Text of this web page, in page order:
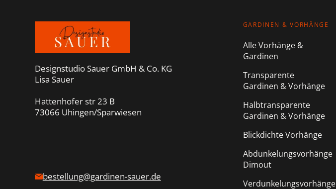
Designstudio Sauer GmbH & Co. KG
Lisa Sauer
Hattenhofer str 23 B
73066 Uhingen/Sparwiesen
bestellung@gardinen-sauer.de
GARDINEN & VORHÄNGE
Alle Vorhänge &
Gardinen
Transparente
Gardinen & Vorhänge
Halbtransparente
Gardinen & Vorhänge
Blickdichte Vorhänge
Abdunkelungsvorhänge
Dimout
Verdunkelungsvorhänge